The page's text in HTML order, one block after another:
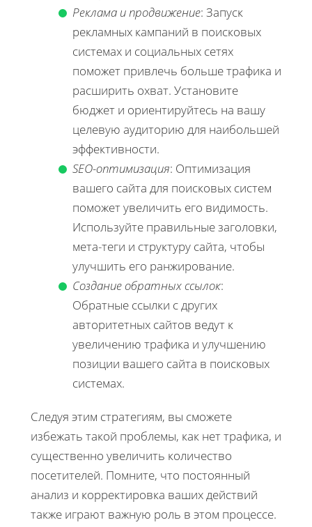
Реклама и продвижение: Запуск
рекламных кампаний в поисковых
системах и социальных сетях
поможет привлечь больше трафика и
расширить охват. Установите
бюджет и ориентируйтесь на вашу
целевую аудиторию для наибольшей
эффективности.
SEO-оптимизация: Оптимизация
вашего сайта для поисковых систем
поможет увеличить его видимость.
Используйте правильные заголовки,
мета-теги и структуру сайта, чтобы
улучшить его ранжирование.
Создание обратных ссылок:
Обратные ссылки с других
авторитетных сайтов ведут к
увеличению трафика и улучшению
позиции вашего сайта в поисковых
системах.
Следуя этим стратегиям, вы сможете
избежать такой проблемы, как нет трафика, и
существенно увеличить количество
посетителей. Помните, что постоянный
анализ и корректировка ваших действий
также играют важную роль в этом процессе.